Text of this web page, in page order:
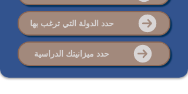
حدد الدولة التي ترغب بها
حدد ميزانيتك الدراسية